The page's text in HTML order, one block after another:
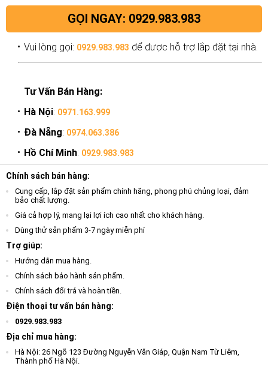
GỌI NGAY: 0929.983.983
Vui lòng gọi: 0929.983.983 để được hỗ trợ lắp đặt tại nhà.
Tư Vấn Bán Hàng:
Hà Nội: 0971.163.999
Đà Nẵng: 0974.063.386
Hồ Chí Minh: 0929.983.983
Chính sách bán hàng:
Cung cấp, lắp đặt sản phẩm chính hãng, phong phú chủng loại, đảm
bảo chất lượng.
Giá cả hợp lý, mang lại lợi ích cao nhất cho khách hàng.
Dùng thử sản phẩm 3-7 ngày miễn phí
Trợ giúp:
Hướng dẫn mua hàng.
Chính sách bảo hành sản phẩm.
Chính sách đổi trả và hoàn tiền.
Điện thoại tư vấn bán hàng:
0929.983.983
Địa chỉ mua hàng:
Hà Nội: 26 Ngõ 123 Đường Nguyễn Văn Giáp, Quận Nam Từ Liêm,
Thành phố Hà Nội.